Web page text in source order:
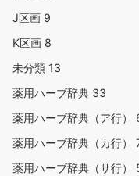
J区画 9
K区画 8
未分類 13
薬用ハーブ辞典 33
薬用ハーブ辞典（ア行）
薬用ハーブ辞典（カ行）
薬用ハーブ辞典（サ行）